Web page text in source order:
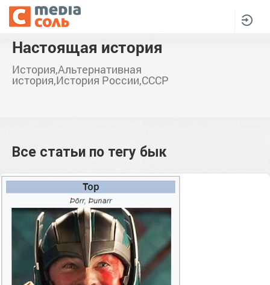
Настоящая история
История,Альтернативная
история,История России,СССР
Все статьи по тегу бык